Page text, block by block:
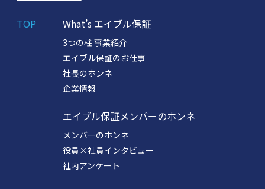
TOP What’s エイブル保証
3つの柱 事業紹介
エイブル保証のお仕事
社長のホンネ
企業情報
エイブル保証メンバーのホンネ
メンバーのホンネ
役員×社員インタビュー
社内アンケート